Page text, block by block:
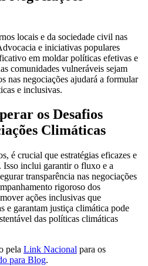
locais e da sociedade civil nas
e iniciativas populares
em moldar políticas efetivas e
comunidades vulneráveis sejam
nas negociações ajudará a formular
e inclusivas.
os Desafios
Climáticas
é crucial que estratégias eficazes e
Isso inclui garantir o fluxo e a
transparência nas negociações
rigoroso dos
ações inclusivas que
e garantam justiça climática pode
das políticas climáticas
pela Link Nacional para os
para Blog.